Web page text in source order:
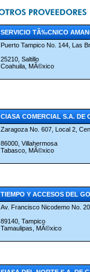
SERVICIO TÃ‰CNICO
Puerto Tampico No. 144, Las
25210, Saltillo
Coahuila, MÃ©xico
CIASA COMERCIAL S.A. DE
Zaragoza No. 607, Local 2,
86000, Villahermosa
Tabasco, MÃ©xico
TIEMPO Y ACCESOS DEL
Av. Francisco Nicodemo No.
89140, Tampico
Tamaulipas, MÃ©xico